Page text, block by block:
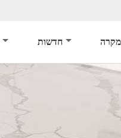
חדשות מקרה